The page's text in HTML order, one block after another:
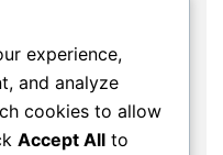
experience,
and analyze
cookies to allow
Accept All to